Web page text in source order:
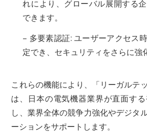
れにより、グローバル展開する
できます。
– 多要素認証: ユーザーアクセス
定でき、セキュリティをさらに強
これらの機能により、「リーガルテ
は、日本の電気機器業界が直面す
し、業界全体の競争力強化やデジタ
ーションをサポートします。